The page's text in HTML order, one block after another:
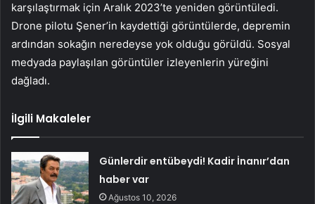
karşılaştırmak için Aralık 2023’te yeniden görüntüledi.
Drone pilotu Şener’in kaydettiği görüntülerde, depremin
ardından sokağın neredeyse yok olduğu görüldü. Sosyal
medyada paylaşılan görüntüler izleyenlerin yüreğini
dağladı.
İlgili Makaleler
Günlerdir entübeydi! Kadir İnanır’dan
haber var
Ağustos 10, 2026